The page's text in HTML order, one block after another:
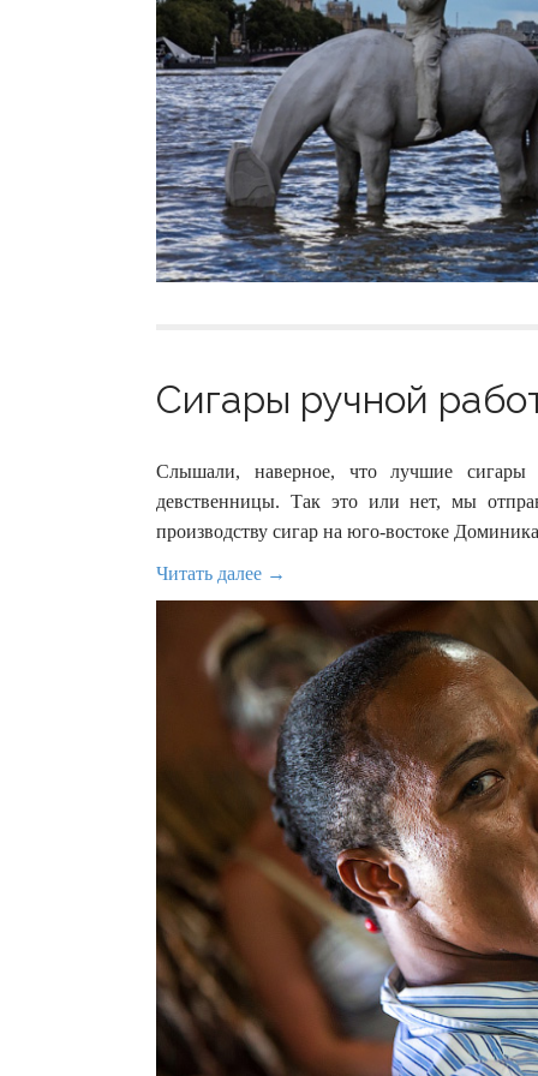
Сигары ручной
Слышали, наверное, что лучшие сигары
девственницы. Так это или нет, мы
производству сигар на юго-востоке
Читать далее →